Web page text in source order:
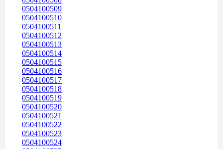
0504100509
0504100510
0504100511
0504100512
0504100513
0504100514
0504100515
0504100516
0504100517
0504100518
0504100519
0504100520
0504100521
0504100522
0504100523
0504100524